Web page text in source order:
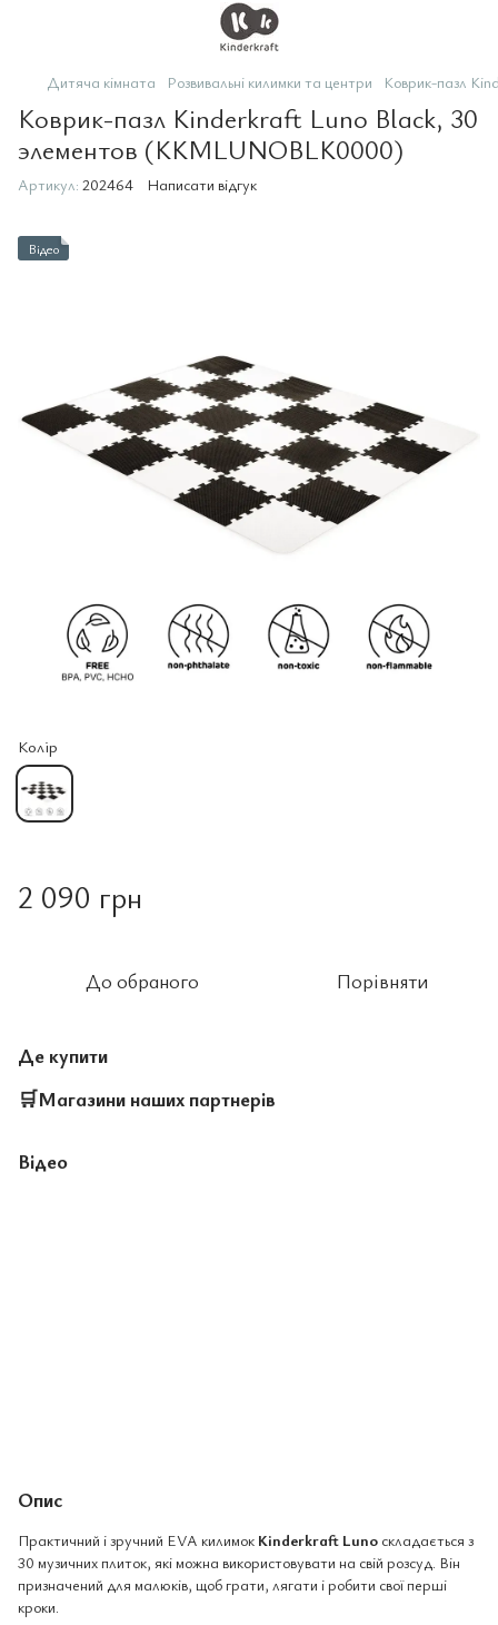
Дитяча кімната Розвивальні килимки та центри Коврик-пазл
Коврик-пазл Kinderkraft Luno Black, 30
элементов (KKMLUNOBLK0000)
Артикул: 202464 Написати відгук
Відео
Колір
2 090 грн
До обраного Порівняти
Де купити
🛒Магазини наших партнерів
Відео
Опис
Практичний і зручний EVA килимок Kinderkraft Luno складається з
30 музичних плиток, які можна використовувати на свій розсуд. Він
призначений для малюків, щоб грати, лягати і робити свої перші
кроки.